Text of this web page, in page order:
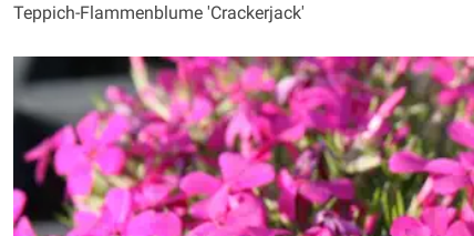
Teppich-Flammenblume 'Crackerjack'